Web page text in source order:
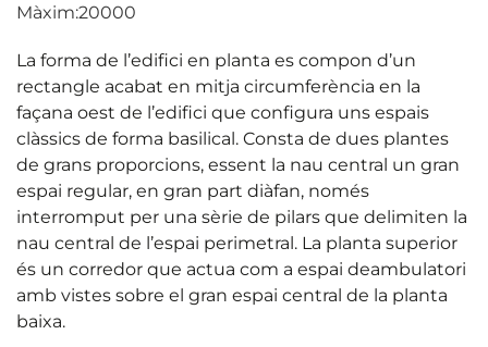
Màxim:20000
La forma de l’edifici en planta es compon d’un
rectangle acabat en mitja circumferència en la
façana oest de l’edifici que configura uns espais
clàssics de forma basilical. Consta de dues plantes
de grans proporcions, essent la nau central un gran
espai regular, en gran part diàfan, només
interromput per una sèrie de pilars que delimiten la
nau central de l’espai perimetral. La planta superior
és un corredor que actua com a espai deambulatori
amb vistes sobre el gran espai central de la planta
baixa.